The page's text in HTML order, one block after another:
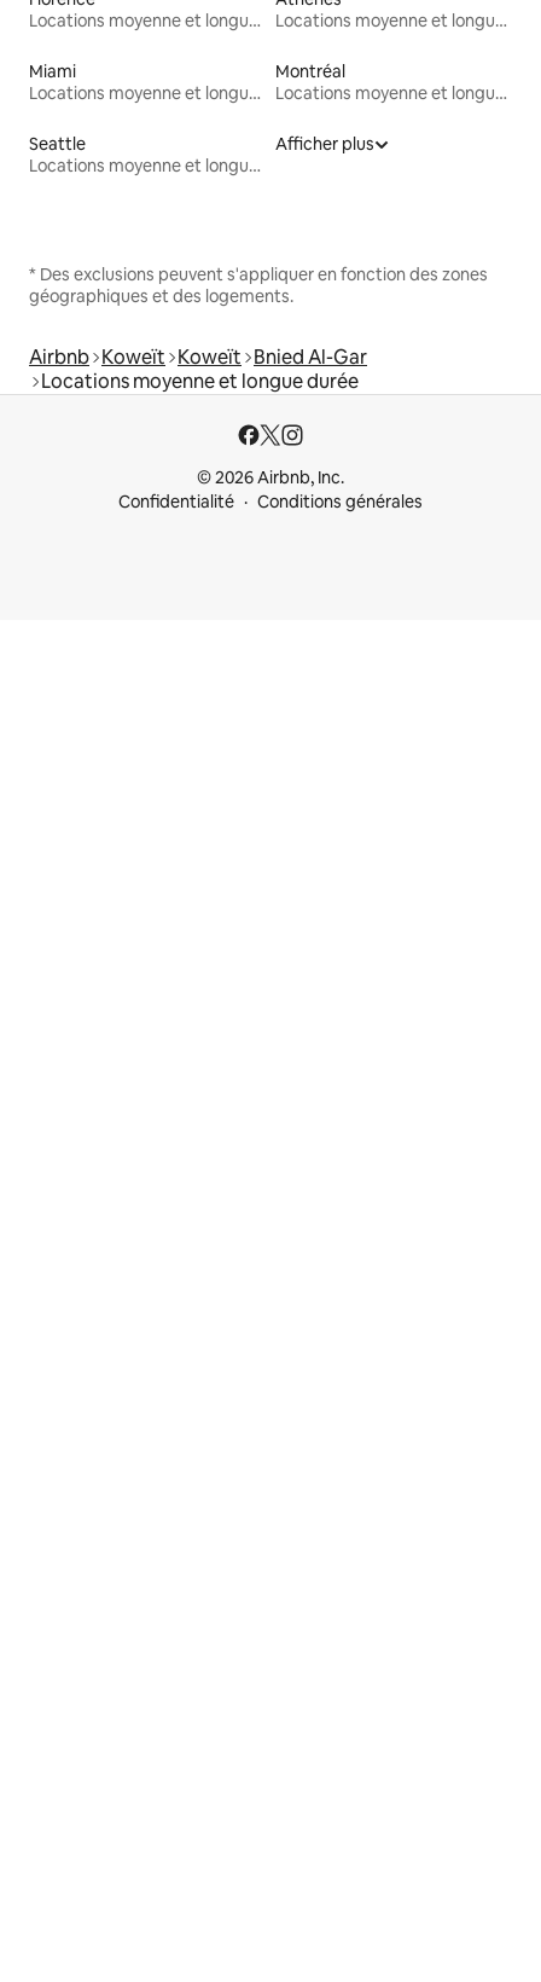
Locations moyenne et longue durée
Locations moyenne et longue durée
Miami
Locations moyenne et longue durée
Montréal
Locations moyenne et longue durée
Seattle
Locations moyenne et longue durée
Afficher plus
* Des exclusions peuvent s'appliquer en fonction des zones
géographiques et des logements.
Airbnb Koweït Koweït Bnied Al-Gar
Locations moyenne et longue durée
© 2026 Airbnb, Inc.
Confidentialité
Conditions générales